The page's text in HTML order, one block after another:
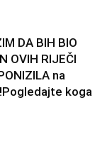
DA BIH BIO
OVIH RIJEČI
na
koga